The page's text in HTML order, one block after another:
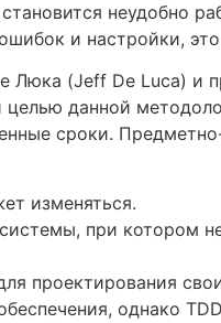
неудобно
и настройки,
(Jeff De Luca) и
данной
сроки.
изменяться.
при котором
проектирования
однако